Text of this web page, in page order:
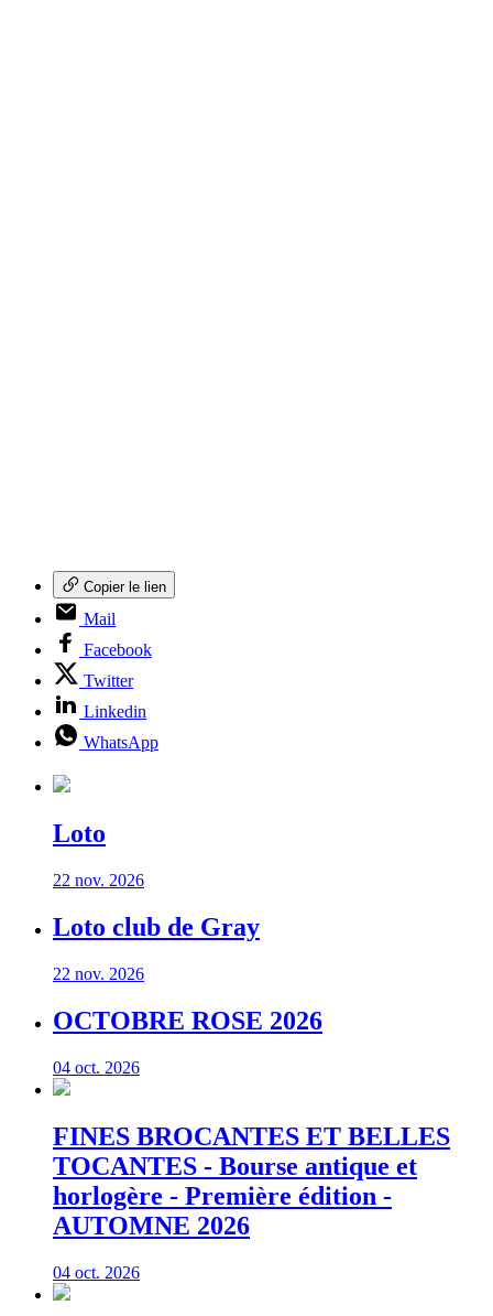
Copier le lien
Mail
Facebook
Twitter
Linkedin
WhatsApp
Loto
22 nov. 2026
Loto club de Gray
22 nov. 2026
OCTOBRE ROSE 2026
04 oct. 2026
FINES BROCANTES ET BELLES
TOCANTES - Bourse antique et
horlogère - Première édition -
AUTOMNE 2026
04 oct. 2026